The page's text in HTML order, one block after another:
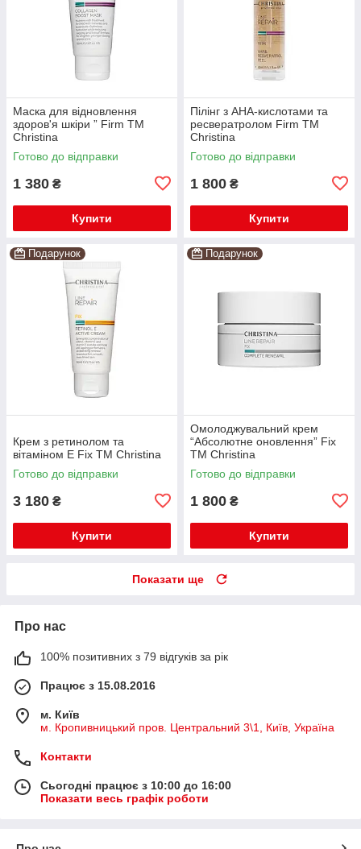
Маска для відновлення
здоров'я шкіри ” Firm TM
Christina
Готово до відправки
1 380 ₴
Купити
Пілінг з AHA-кислотами та
ресвератролом Firm TM
Christina
Готово до відправки
1 800 ₴
Купити
Подарунок
Крем з ретинолом та
вітаміном Е Fix TM Christina
Готово до відправки
3 180 ₴
Купити
Подарунок
Омолоджувальний крем
“Абсолютне оновлення” Fix
TM Christina
Готово до відправки
1 800 ₴
Купити
Показати ще
Про нас
100% позитивних з 79 відгуків за рік
Працює з 15.08.2016
м. Київ
м. Кропивницький пров. Центральний 3\1, Київ, Україна
Контакти
Сьогодні працює з 10:00 до 16:00
Показати весь графік роботи